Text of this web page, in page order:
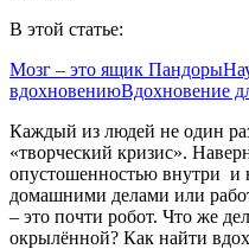
В этой статье:
Мозг – это ящик Пандоры
вдохновениюВдохновение
Каждый из людей не один
«творческий кризис».
опустошенностью внутри и
домашними делами или
– это почти робот. Что же
окрылённой? Как найти